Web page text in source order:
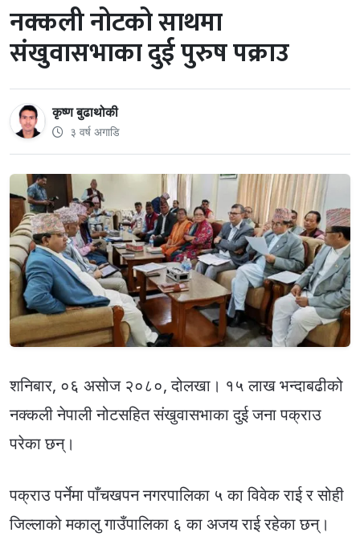
नक्कली नोटको साथमा
संखुवासभाका दुई पुरुष पक्राउ
कृष्ण बुढाथोकी
३ वर्ष अगाडि
शनिबार, ०६ असोज २०८०, दोलखा। १५ लाख भन्दाबढीको
नक्कली नेपाली नोटसहित संखुवासभाका दुई जना पक्राउ
परेका छन्।
पक्राउ पर्नेमा पाँचखपन नगरपालिका ५ का विवेक राई र सोही
जिल्लाको मकालु गाउँपालिका ६ का अजय राई रहेका छन्।